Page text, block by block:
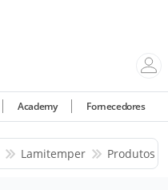
Academy Fornecedores
Lamitemper Produtos